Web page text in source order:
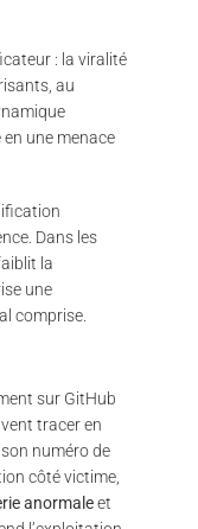
: la viralité
au
une menace
Dans les
la
une
comprise.
sur GitHub
tracer en
numéro de
côté victime,
anormaleet